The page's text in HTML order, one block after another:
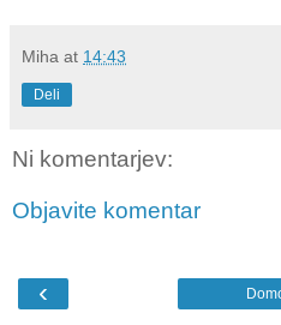
Miha at 14:43
Deli
Ni komentarjev:
Objavite komentar
‹